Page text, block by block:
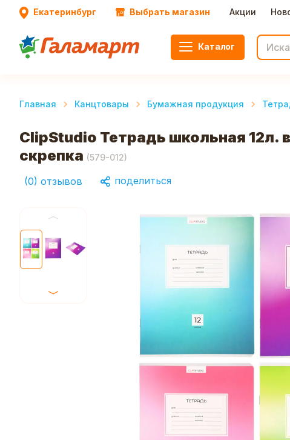
Екатеринбург Выбрать магазин Акции
Каталог
Главная Канцтовары Бумажная продукция
ClipStudio Тетрадь школьная
скрепка (579-012)
(0) отзывов поделиться